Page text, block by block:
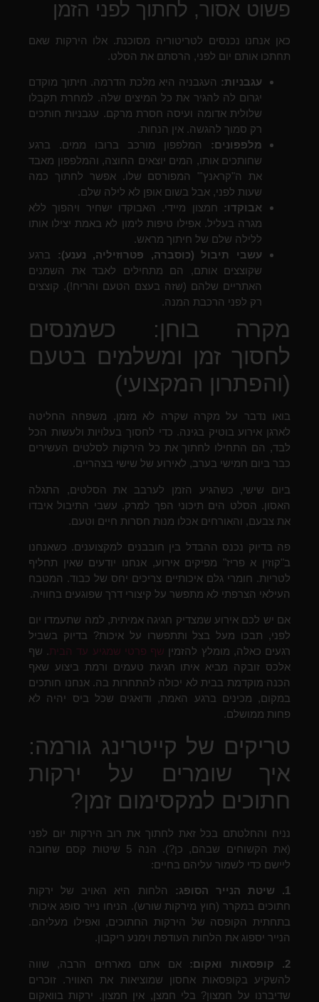
פשוט אסור, לחתוך לפני הזמן
כאן אנחנו נכנסים לטריטוריה מסוכנת. אלו הירקות שאם
תחתכו אותם יום לפני, הרסתם את הסלט.
עגבניות: העגבניה היא מלכת הדרמה. חיתוך מוקדם
יגרום לה להגיר את כל המיצים שלה. למחרת תקבלו
שלולית אדומה ועיסה חסרת מרקם. עגבניות חותכים
רק סמוך להגשה. אין הנחות.
מלפפונים:
המלפפון מורכב ברובו ממים. ברגע
שחותכים אותו, המים יוצאים החוצה, והמלפפון מאבד
את ה"קראנץ'" המפורסם שלו. אפשר לחתוך כמה
שעות לפני, אבל בשום אופן לא לילה שלם.
אבוקדו:
חמצון מיידי. האבוקדו ישחיר ויהפוך ללא
מגרה בעליל. אפילו טיפות לימון לא באמת יצילו אותו
ללילה שלם של חיתוך מראש.
עשבי תיבול (כוסברה, פטרוזיליה, נענע):
ברגע
שקוצצים אותם, הם מתחילים לאבד את השמנים
האתריים שלהם (שזה בעצם הטעם והריח!). קוצצים
רק לפני הרכבת המנה.
מקרה בוחן: כשמנסים
לחסוך זמן ומשלמים בטעם
(והפתרון המקצועי)
בואו נדבר על מקרה שקרה לא מזמן. משפחה החליטה
לארגן אירוע בוטיק בגינה. כדי לחסוך בעלויות ולעשות הכל
לבד, הם התחילו לחתוך את כל הירקות לסלטים העשירים
כבר ביום חמישי בערב, לאירוע של שישי בצהריים.
ביום שישי, כשהגיע הזמן לערבב את הסלטים, התגלה
האסון. הסלט הים תיכוני הפך למרק. עשבי התיבול איבדו
את צבעם, והאורחים אכלו מנות חסרות חיים וטעם.
פה בדיוק נכנס ההבדל בין חובבנים למקצוענים. כשאנחנו
ב"קוזין א פריז" מפיקים אירוע, אנחנו יודעים שאין תחליף
לטריות. חומרי גלם איכותיים צריכים יחס של כבוד. המטבח
העילאי הצרפתי לא מתפשר על קיצורי דרך שפוגעים בחוויה.
אם יש לכם אירוע שמצדיק חגיגה אמיתית, למה שתעמדו יום
לפני, תבכו מעל בצל ותתפשרו על איכות? בדיוק בשביל
רגעים כאלה, מומלץ להזמין שף פרטי שמגיע עד הבית. שף
אלכס זובקה מביא איתו חגיגת טעמים ורמת ביצוע שאף
הכנה מוקדמת בבית לא יכולה להתחרות בה. אנחנו חותכים
במקום, מכינים ברגע האמת, ודואגים שכל ביס יהיה לא
פחות ממושלם.
טריקים של קייטרינג גורמה:
איך שומרים על ירקות
חתוכים למקסימום זמן?
נניח והחלטתם בכל זאת לחתוך את רוב הירקות יום לפני
(את הקשוחים שבהם, כן?). הנה 5 שיטות קסם שחובה
ליישם כדי לשמור עליהם בחיים:
1. שיטת הנייר הסופג:
הלחות היא האויב של ירקות
חתוכים במקרר (חוץ מירקות שורש). הניחו נייר סופג איכותי
בתחתית הקופסה של הירקות החתוכים, ואפילו מעליהם.
הנייר יספוג את הלחות העודפת וימנע ריקבון.
2. קופסאות ואקום:
אם אתם מארחים הרבה, שווה
להשקיע בקופסאות אחסון שמוציאות את האוויר. זוכרים
שדיברנו על חמצון? בלי חמצן, אין חמצון. ירקות בוואקום